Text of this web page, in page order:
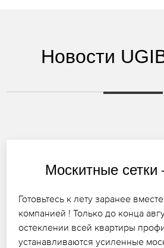
Новости
Москитные
Готовьтесь к лету заранее
компанией ! Только до конца
остеклении всей квартиры
устанавливаются усиленные